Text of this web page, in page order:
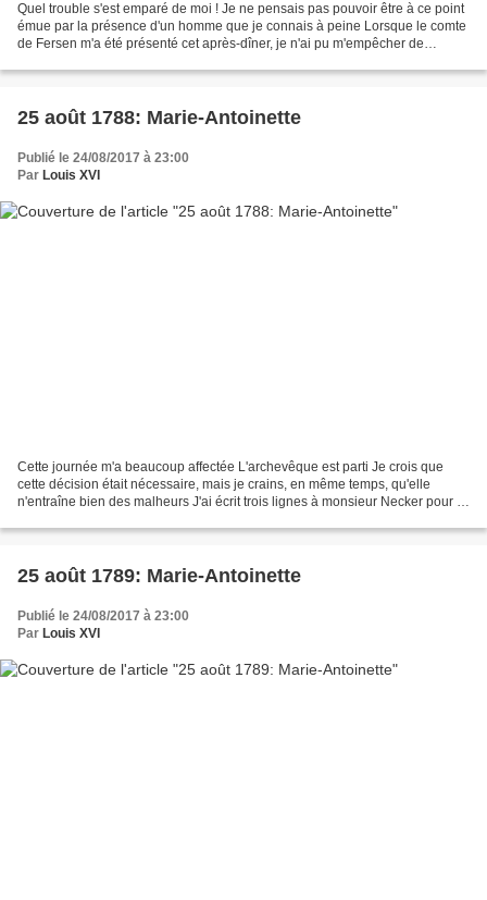
Quel trouble s'est emparé de moi ! Je ne pensais pas pouvoir être à ce point
émue par la présence d'un homme que je connais à peine Lorsque le comte
de Fersen m'a été présenté cet après-dîner, je n'ai pu m'empêcher de
25 août 1788: Marie-Antoinette
Publié le 24/08/2017 à 23:00
Par Louis XVI
Cette journée m'a beaucoup affectée L'archevêque est parti Je crois que
cette décision était nécessaire, mais je crains, en même temps, qu'elle
n'entraîne bien des malheurs J'ai écrit trois lignes à monsieur Necker pour le
25 août 1789: Marie-Antoinette
Publié le 24/08/2017 à 23:00
Par Louis XVI